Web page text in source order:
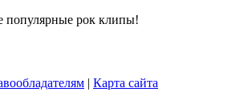
популярные рок клипы!
| Карта сайта